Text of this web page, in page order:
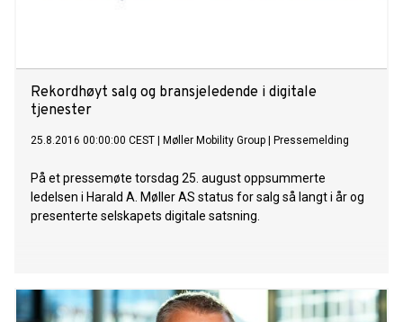
Rekordhøyt salg og bransjeledende i digitale
tjenester
25.8.2016 00:00:00 CEST Møller Mobility Group Pressemelding
På et pressemøte torsdag 25. august oppsummerte
ledelsen i Harald A. Møller AS status for salg så langt i år og
presenterte selskapets digitale satsning.